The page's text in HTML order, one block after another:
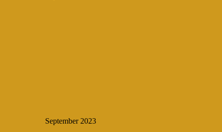
September 2023